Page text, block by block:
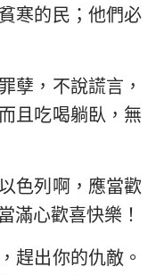
寒的民；他們必
孽，不說謊言，
且吃喝躺臥，無
色列啊，應當歡
滿心歡喜快樂！
趕出你的仇敵。